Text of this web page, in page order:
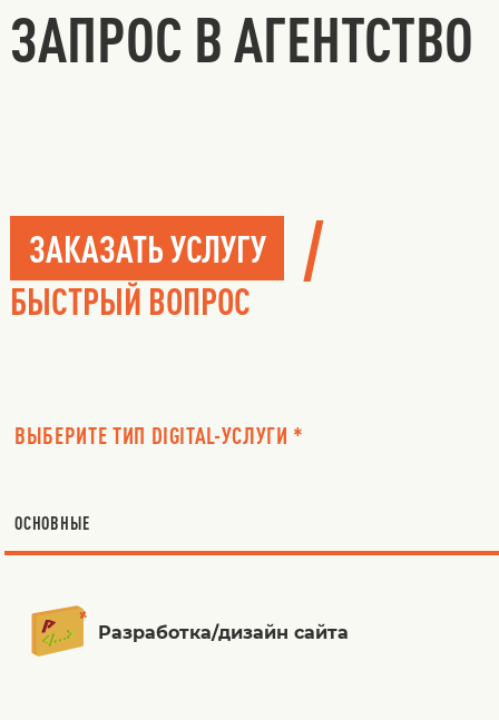
ЗАПРОС В АГЕНТСТВО
ЗАКАЗАТЬ УСЛУГУ /
БЫСТРЫЙ ВОПРОС
ВЫБЕРИТЕ ТИП DIGITAL-УСЛУГИ *
ОСНОВНЫЕ
Разработка/дизайн сайта